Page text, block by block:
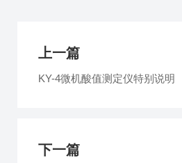
上一篇
KY-4微机酸值测定仪特别说明
下一篇